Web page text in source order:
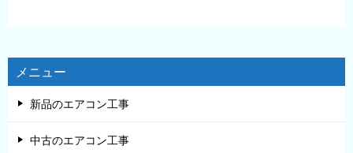
メニュー
新品のエアコン工事
中古のエアコン工事